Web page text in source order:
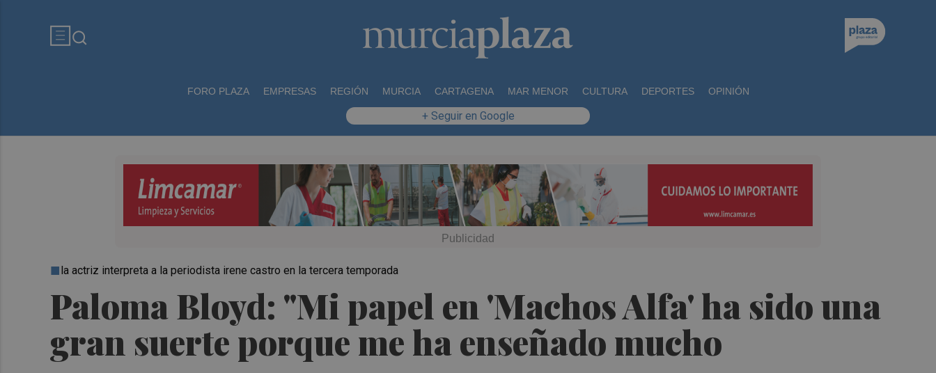
FORO PLAZA EMPRESAS REGIÓN MURCIA CARTAGENA MAR MENOR CULTURA DEPORTES OPINIÓN
+ Seguir en Google
Paloma Bloyd: "Mi papel en 'Machos Alfa' ha sido una
gran suerte porque me ha enseñado mucho
la actriz interpreta a la periodista irene castro en la tercera temporada